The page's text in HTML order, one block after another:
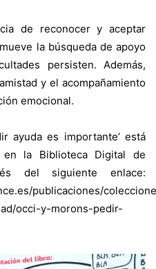
de reconocer y aceptar
la búsqueda de apoyo
persisten. Además,
y el acompañamiento
emocional.
ayuda es importante’ está
la Biblioteca Digital de
del siguiente enlace:
publicaciones/
occi-y-morons-pedir-